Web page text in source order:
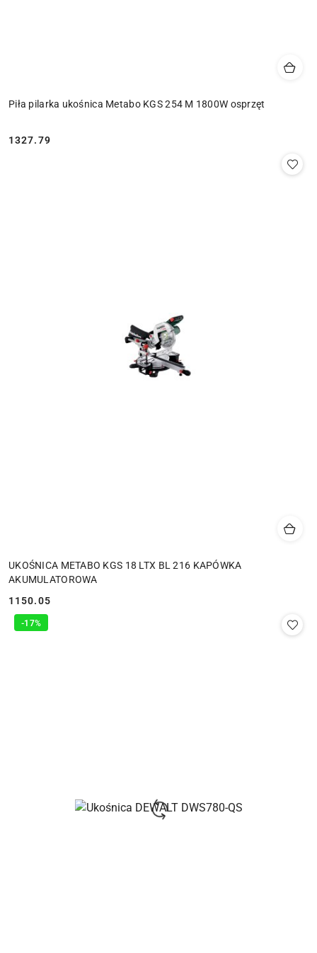
Piła pilarka ukośnica Metabo KGS 254 M 1800W osprzęt
Cena:
1327.79
UKOŚNICA METABO KGS 18 LTX BL 216 KAPÓWKA
AKUMULATOROWA
Cena:
1150.05
-17%